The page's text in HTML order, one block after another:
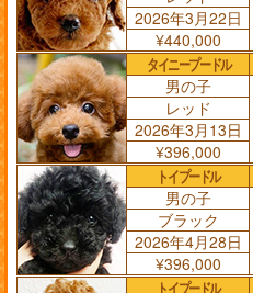
2026年3月22日
¥440,000
タイニープードル
男の子
レッド
2026年3月13日
¥396,000
トイプードル
男の子
ブラック
2026年4月28日
¥396,000
トイプードル